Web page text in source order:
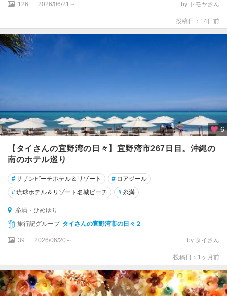
126 2026/06/21～ by トモヤさん
投稿日：14日前
6
【タイさんの宜野湾の日々】宜野湾市267日目。沖縄の
南のホテル巡り
#サザンビーチホテル＆リゾート # ロアジール
#琉球ホテル＆リゾート名城ビーチ # 糸満
糸満・ひめゆり
旅行記グループ タイさんの宜野湾市の日々２
39 2026/06/20～ by タイさん
投稿日：1ヶ月前